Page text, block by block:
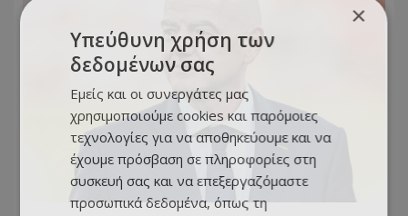
×
Υπεύθυνη χρήση των
δεδομένων σας
Εμείς και οι συνεργάτες μας
χρησιμοποιούμε cookies και παρόμοιες
τεχνολογίες για να αποθηκεύουμε και να
έχουμε πρόσβαση σε πληροφορίες στη
συσκευή σας και να επεξεργαζόμαστε
προσωπικά δεδομένα, όπως τη